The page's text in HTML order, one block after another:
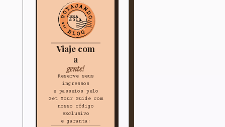
Viaje com
a
gente!
Reserve seus
ingressos
e passeios pelo
Get Your Guide com
nosso código
exclusivo
e garanta: